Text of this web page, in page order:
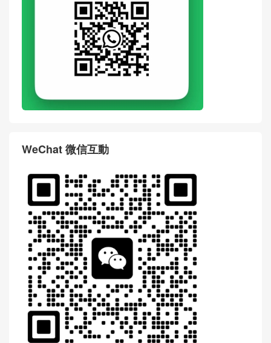
WhatsApp
WeChat 微信互動